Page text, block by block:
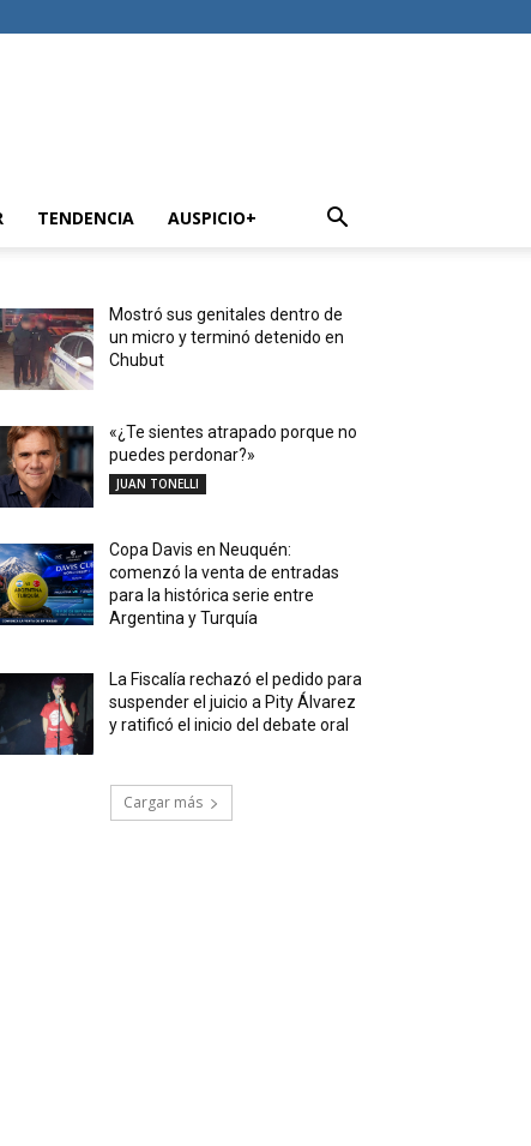
TENDENCIA AUSPICIO+
Mostró sus genitales dentro de
un micro y terminó detenido en
Chubut
«¿Te sientes atrapado porque no
puedes perdonar?»
JUAN TONELLI
Copa Davis en Neuquén:
comenzó la venta de entradas
para la histórica serie entre
Argentina y Turquía
La Fiscalía rechazó el pedido para
suspender el juicio a Pity Álvarez
y ratificó el inicio del debate oral
Cargar más